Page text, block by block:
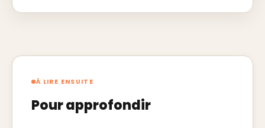
À LIRE ENSUITE
Pour approfondir